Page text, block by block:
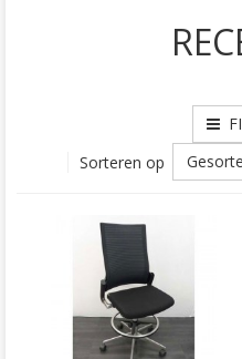
Sorteren op